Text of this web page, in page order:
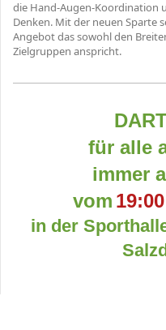
die Hand-Augen-Koordination
Denken. Mit der neuen Sparte
Angebot das sowohl den
Zielgruppen anspricht.
für alle
immer
vom
in der